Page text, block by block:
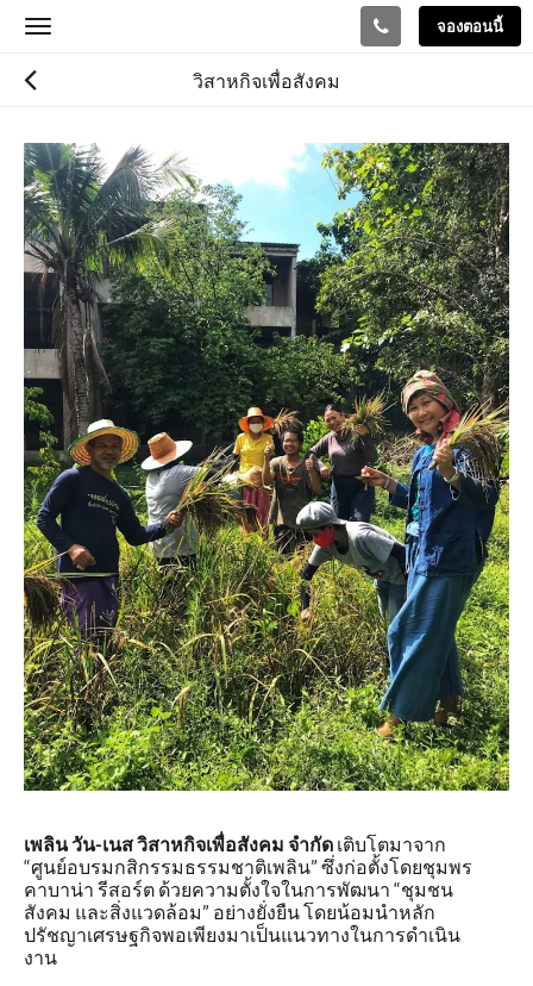
Toggle
จองตอนนี้
วิสาหกิจเพื่อสังคม
เพลิน วัน-เนส วิสาหกิจเพื่อสังคม จำกัด เติบโตมาจาก
“ศูนย์อบรมกสิกรรมธรรมชาติเพลิน” ซึ่งก่อตั้งโดยชุมพร
คาบาน่า รีสอร์ต ด้วยความตั้งใจในการพัฒนา “ชุมชน
สังคม และสิ่งแวดล้อม” อย่างยั่งยืน โดยน้อมนำหลัก
ปรัชญาเศรษฐกิจพอเพียงมาเป็นแนวทางในการดำเนิน
งาน